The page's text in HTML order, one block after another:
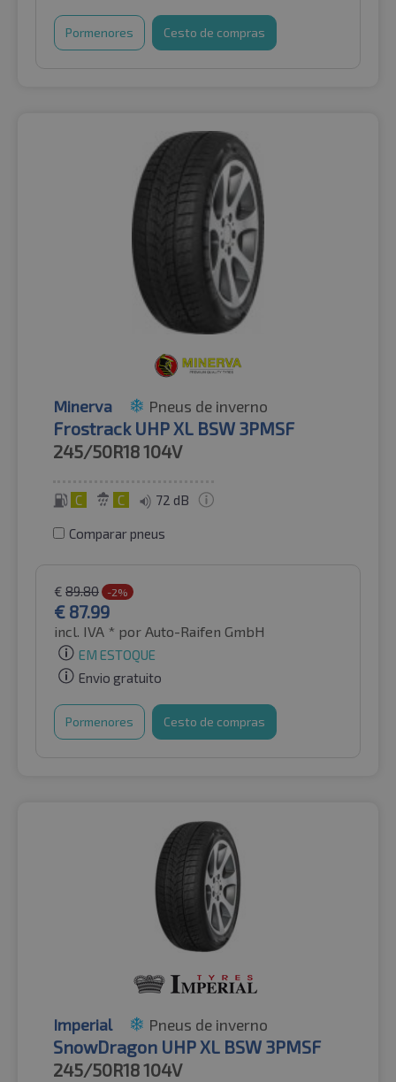
Pormenores Cesto de compras
Minerva Pneus de inverno
Frostrack UHP XL BSW 3PMSF
245/50R18104V
C C 72 dB
Comparar pneus
€ 89.80 -2%
€ 87.99
incl. IVA * por Auto-Raifen GmbH
EM ESTOQUE
Envio gratuito
Pormenores Cesto de compras
Imperial Pneus de inverno
SnowDragon UHP XL BSW 3PMSF
245/50R18104V